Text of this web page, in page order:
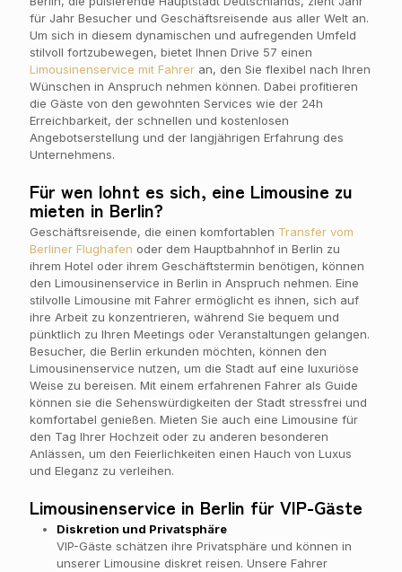
für Jahr Besucher und Geschäftsreisende aus aller Welt an.
Um sich in diesem dynamischen und aufregenden Umfeld
stilvoll fortzubewegen, bietet Ihnen Drive 57 einen
Limousinenservice mit Fahrer an, den Sie flexibel nach Ihren
Wünschen in Anspruch nehmen können. Dabei profitieren
die Gäste von den gewohnten Services wie der 24h
Erreichbarkeit, der schnellen und kostenlosen
Angebotserstellung und der langjährigen Erfahrung des
Unternehmens.
Für wen lohnt es sich, eine Limousine zu
mieten in Berlin?
Geschäftsreisende, die einen komfortablen Transfer vom
Berliner Flughafen oder dem Hauptbahnhof in Berlin zu
ihrem Hotel oder ihrem Geschäftstermin benötigen, können
den Limousinenservice in Berlin in Anspruch nehmen. Eine
stilvolle Limousine mit Fahrer ermöglicht es ihnen, sich auf
ihre Arbeit zu konzentrieren, während Sie bequem und
pünktlich zu Ihren Meetings oder Veranstaltungen gelangen.
Besucher, die Berlin erkunden möchten, können den
Limousinenservice nutzen, um die Stadt auf eine luxuriöse
Weise zu bereisen. Mit einem erfahrenen Fahrer als Guide
können sie die Sehenswürdigkeiten der Stadt stressfrei und
komfortabel genießen. Mieten Sie auch eine Limousine für
den Tag Ihrer Hochzeit oder zu anderen besonderen
Anlässen, um den Feierlichkeiten einen Hauch von Luxus
und Eleganz zu verleihen.
Limousinenservice in Berlin für VIP-Gäste
Diskretion und Privatsphäre
VIP-Gäste schätzen ihre Privatsphäre und können in
unserer Limousine diskret reisen. Unsere Fahrer